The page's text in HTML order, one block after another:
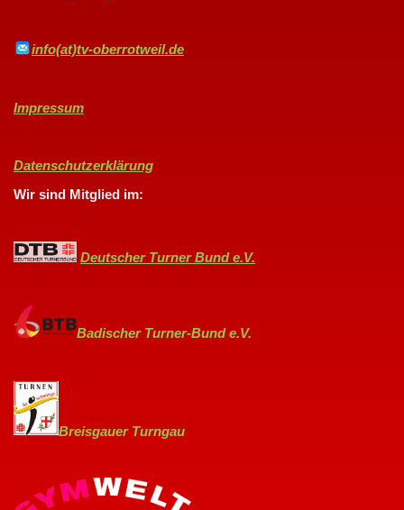
info(at)tv-oberrotweil.de
Impressum
Datenschutzerklärung
Wir sind Mitglied im:
Deutscher Turner Bund e.V.
Badischer Turner-Bund e.V.
Breisgauer Turngau